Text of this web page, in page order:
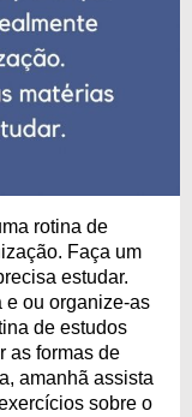
rotina de
Faça um
estudar.
e ou organize-as
de estudos
as formas de
amanhã assista
sobre o